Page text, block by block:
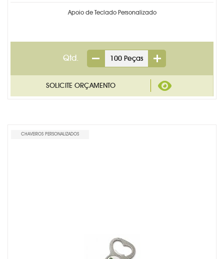
Apoio de Teclado Personalizado
Qtd.
CHAVEIROS PERSONALIZADOS